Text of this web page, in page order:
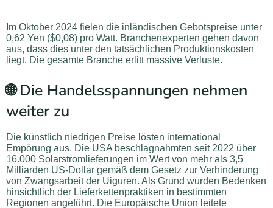
Im Oktober 2024 fielen die inländischen Gebotspreise unter
0,62 Yen ($0,08) pro Watt. Branchenexperten gehen davon
aus, dass dies unter den tatsächlichen Produktionskosten
liegt. Die gesamte Branche erlitt massive Verluste.
🌐 Die Handelsspannungen nehmen
weiter zu
Die künstlich niedrigen Preise lösten international
Empörung aus. Die USA beschlagnahmten seit 2022 über
16.000 Solarstromlieferungen im Wert von mehr als 3,5
Milliarden US-Dollar gemäß dem Gesetz zur Verhinderung
von Zwangsarbeit der Uiguren. Als Grund wurden Bedenken
hinsichtlich der Lieferkettenpraktiken in bestimmten
Regionen angeführt. Die Europäische Union leitete